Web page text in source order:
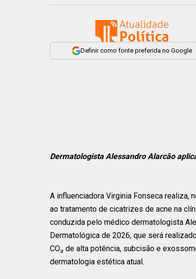
Definir como fonte preferida no Google
Dermatologista Alessandro Alarcão
A influenciadora Virginia Fonseca
ao tratamento de cicatrizes de acne na
conduzida pelo médico dermatologista
Dermatológica de 2026, que será
CO₂ de alta potência, subcisão e
dermatologia estética atual.